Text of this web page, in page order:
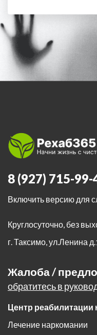
8 (927) 715-99-
Включить версию для
Круглосуточно, без
г. Таксимо,ул.Ленина
Жалоба /
обратитесь в
Центр
Лечение наркомании